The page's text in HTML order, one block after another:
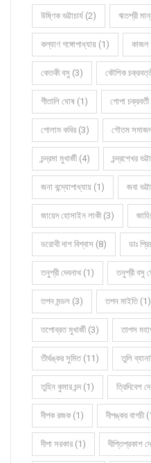
উষ্ণিক ভট্টাচার্য (2) ঋতশ্রী
কল্যাণ গঙ্গোপাধ্যায় (1)
কেতকী বসু (3) কৌশিক
গীতালি ঘোষ (1) গোপা
গোলাম কবির (3) গৌতম
চন্দ্রমা মুখার্জী (4) চন্দ্রশেখর
জনা বন্দ্যোপাধ্যায় (1) জবা
জায়েদ হোসাইন লাকী (3)
ডরোথী দাশ বিশ্বাস (8) ডাঃ
তনুশ্রী দেবনাথ (1) তনুশ্রী বসু
তপন মন্ডল (3) তপন মাইতি (1)
তপোব্রত মুখার্জী (3) তাপস
তীর্থঙ্কর সুমিত (11) তুলি
তুহিন কুমার চন্দ (1) ত্রিদিবেশ
দীপক রজক (1) দীপঙ্কর বাগচী
দীপা সরকার (1) দীপ্তিপ্রকাশ